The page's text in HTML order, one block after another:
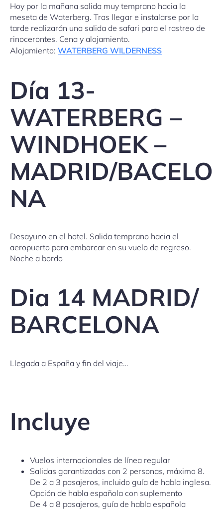
Hoy por la mañana salida muy temprano hacia la
meseta de Waterberg. Tras llegar e instalarse por la
tarde realizarán una salida de safari para el rastreo de
rinocerontes. Cena y alojamiento.
Alojamiento: WATERBERG WILDERNESS
Día 13-
WATERBERG –
WINDHOEK –
MADRID/BACELO
NA
Desayuno en el hotel. Salida temprano hacia el
aeropuerto para embarcar en su vuelo de regreso.
Noche a bordo
Dia 14 MADRID/
BARCELONA
Llegada a España y fin del viaje…
Incluye
Vuelos internacionales de línea regular
Salidas garantizadas con 2 personas, máximo 8.
De 2 a 3 pasajeros, incluido guía de habla inglesa.
Opción de habla española con suplemento
De 4 a 8 pasajeros, guía de habla española